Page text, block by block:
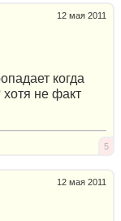
12 мая 2011
когда
не факт
5
12 мая 2011